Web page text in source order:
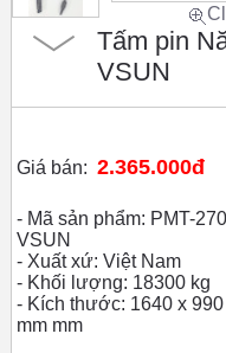
Tấm pin
VSUN
Giá bán:2.365.000đ
- Mã sản phẩm: PMT-
VSUN
- Xuất xứ: Việt Nam
- Khối lượng: 18300 kg
- Kích thước: 1640 x
mm mm